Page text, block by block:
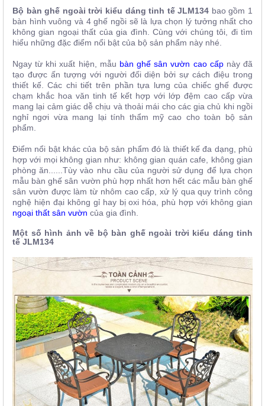
Hàng
Thất
Hàng
Bộ bàn ghế ngoài trời kiểu dáng tinh tế JLM134 ​ bao gồm 1
bàn hình vuông và 4 ghế ngồi sẽ là lựa chọn lý tưởng nhất cho
không gian ngoại thất của gia đình. Cùng với chúng tôi, đi tìm
hiểu những đặc điểm nổi bật của bộ sản phẩm này nhé.
Ngay từ khi xuất hiện, mẫu bàn ghế sân vườn cao cấpnày đã
tạo được ấn tượng với người đối diện bởi sự cách điệu trong
thiết kế. Các chi tiết trên phần tựa lưng của chiếc ghế được
chạm khắc hoa văn tinh tế kết hợp với lớp đệm cao cấp vừa
mang lại cảm giác dễ chịu và thoải mái cho các gia chủ khi ngồi
nghỉ ngơi vừa mang lại tính thẩm mỹ cao cho toàn bộ sản
phẩm.
Điểm nổi bật khác của bộ sản phẩm đó là thiết kế đa dạng, phù
hợp với mọi không gian như: không gian quán cafe, không gian
phòng ăn......Tùy vào nhu cầu của người sử dụng để lựa chọn
mẫu bàn ghế sân vườn phù hợp nhất hơn hết các mẫu bàn ghế
sân vườn được làm từ nhôm cao cấp, xử lý qua quy trình công
nghệ hiện đại không gỉ hay bị oxi hóa, phù hợp với không gian
ngoại thất sân vườn của gia đình.
Một số hình ảnh về bộ bàn ghế ngoài trời kiểu dáng tinh
tế JLM134